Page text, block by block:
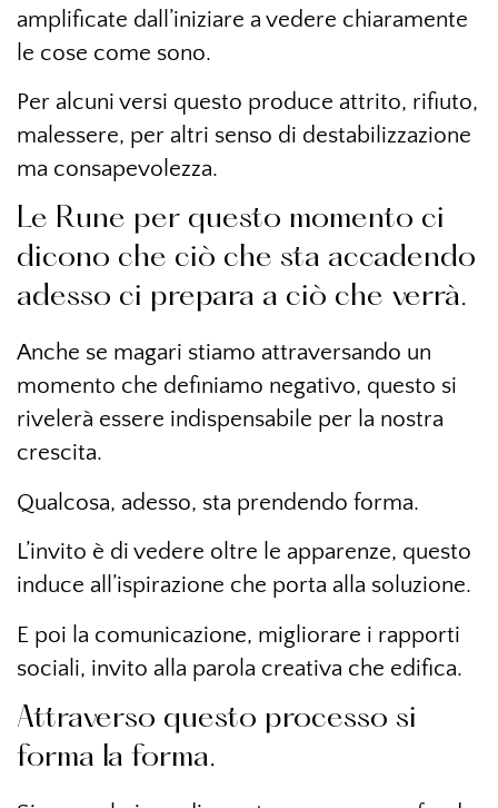
amplificate dall’iniziare a vedere chiaramente
le cose come sono.
Per alcuni versi questo produce attrito, rifiuto,
malessere, per altri senso di destabilizzazione
ma consapevolezza.
Le Rune per questo momento ci
dicono che ciò che sta accadendo
adesso ci prepara a ciò che verrà.
Anche se magari stiamo attraversando un
momento che definiamo negativo, questo si
rivelerà essere indispensabile per la nostra
crescita.
Qualcosa, adesso, sta prendendo forma.
L’invito è di vedere oltre le apparenze, questo
induce all’ispirazione che porta alla soluzione.
E poi la comunicazione, migliorare i rapporti
sociali, invito alla parola creativa che edifica.
Attraverso questo processo si
forma la forma.